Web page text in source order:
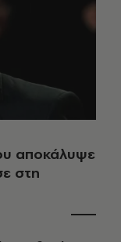
αποκάλυψε
στη